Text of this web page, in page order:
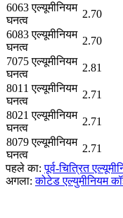
6063 एल्यूमीनियम
घनत्व
2.70
6083 एल्यूमीनियम
घनत्व
2.70
7075 एल्यूमीनियम
घनत्व
2.81
8011 एल्यूमीनियम
घनत्व
2.71
8021 एल्यूमीनियम
घनत्व
2.71
8079 एल्यूमीनियम
घनत्व
2.71
पहले का:पूर्व-चित्रित
अगला:कोटेड एल्युमीनियम